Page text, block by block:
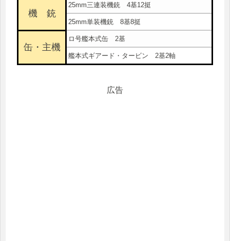
機 銃
25mm三連装機銃 4基12挺
25mm単装機銃 8基8挺
缶・主機
ロ号艦本式缶 2基
艦本式ギアード・タービン 2基2軸
広告